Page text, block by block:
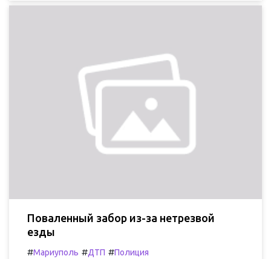
Поваленный забор из-за нетрезвой
езды
#Мариуполь #ДТП #Полиция